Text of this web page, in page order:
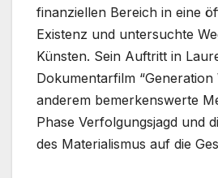
finanziellen Bereich in eine
Existenz und untersuchte
Künsten. Sein Auftritt in
Dokumentarfilm “Generation
anderem bemerkenswerte
Phase Verfolgungsjagd und
des Materialismus auf die